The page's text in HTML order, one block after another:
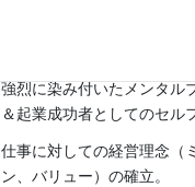
強烈に染み付いたメンタル
＆起業成功者としてのセル
仕事に対しての経営理念（
ン、バリュー）の確立。